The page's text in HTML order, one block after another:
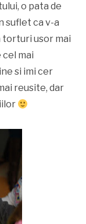
o pata de
suflet ca v-a
torturi usor mai
cel mai
si imi cer
reusite, dar